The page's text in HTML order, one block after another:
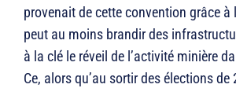
provenait de cette convention grâce à
peut au moins brandir des
à la clé le réveil de l’activité minière
Ce, alors qu’au sortir des élections de